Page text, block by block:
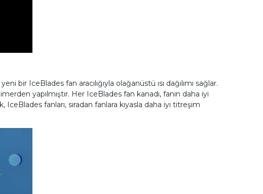
bir IceBlades fan aracılığıyla olağanüstü ısı dağılımı sağlar.
yapılmıştır. Her IceBlades fan kanadı, fanın daha iyi
fanları, sıradan fanlara kıyasla daha iyi titreşim